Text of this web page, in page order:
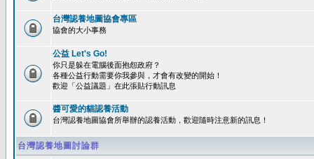
台灣認養地圖協會專區
協會的大小事務
公益 Let's Go!
你只是躲在電腦後面抱怨政府？
各種公益行動需要你我參與，才會有改變的開始！
歡迎「公益議題」在此張貼行動訊息
醬可愛的貓認養活動
台灣認養地圖協會所舉辦的認養活動，歡迎隨時注意新的訊息！
台灣認養地圖討論群